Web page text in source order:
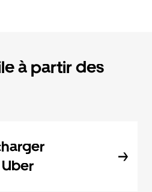
à partir des